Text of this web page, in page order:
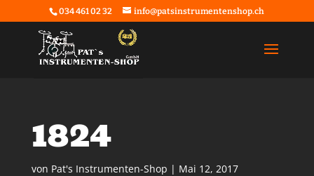
034 461 02 32 info@patsinstrumentenshop.ch
1824
von Pat's Instrumenten-Shop | Mai 12, 2017